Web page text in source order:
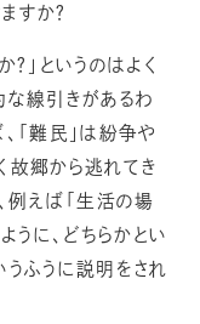
すか？
」というのはよく
な線引きがあるわ
「難民」は紛争や
故郷から逃れてき
例えば「生活の場
うに、どちらかとい
ふうに説明をされ